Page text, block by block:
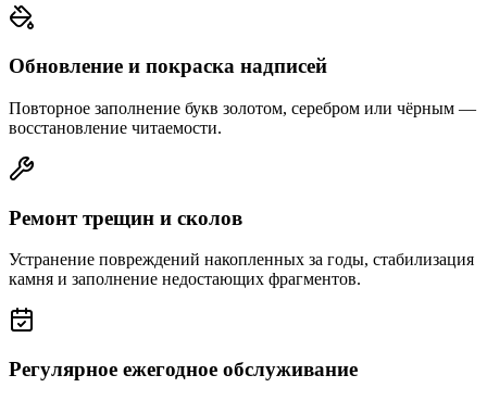
Обновление и покраска надписей
Повторное заполнение букв золотом, серебром или чёрным —
восстановление читаемости.
Ремонт трещин и сколов
Устранение повреждений накопленных за годы, стабилизация
камня и заполнение недостающих фрагментов.
Регулярное ежегодное обслуживание